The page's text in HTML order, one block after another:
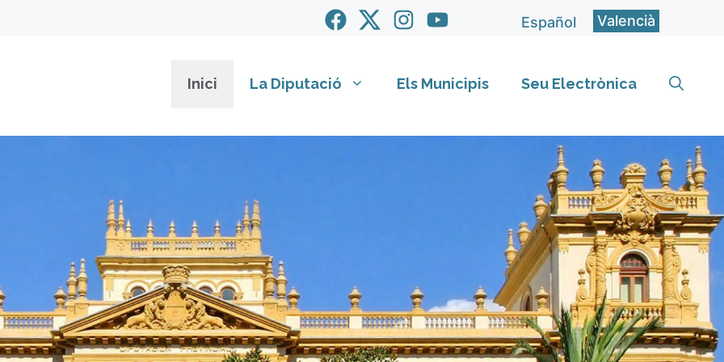
Español Valencià
Inici La Diputació Els Municipis Seu Electrònica